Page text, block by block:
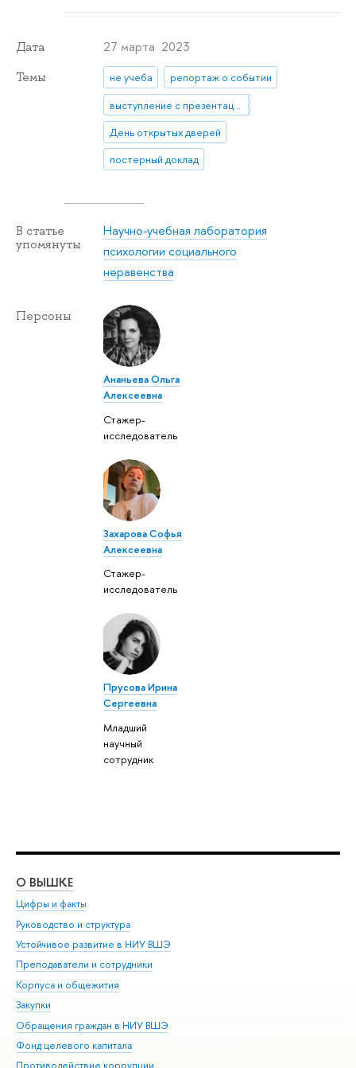
Дата 27 марта 2023
Темы не учеба
репортаж о событии
День открытых дверей
постерный доклад
В статье
упомянуты
Научно-учебная лаборатория
психологии социального
неравенства
Персоны
Ананьева Ольга
Алексеевна
Стажер-
исследователь
Захарова Софья
Алексеевна
Стажер-
исследователь
Прусова Ирина
Сергеевна
Младший
научный
сотрудник
О ВЫШКЕ
Цифры и факты
Руководство и структура
Устойчивое развитие в НИУ ВШЭ
Преподаватели и сотрудники
Корпуса и общежития
Закупки
Обращения граждан в НИУ ВШЭ
Фонд целевого капитала